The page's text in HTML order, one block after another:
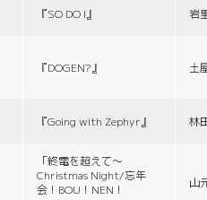
『SO DO I』 岩
『DOGEN?』 土
『Going with Zephyr』 林
「終電を超えて～
Christmas Night/忘年
会！BOU！NEN！
山